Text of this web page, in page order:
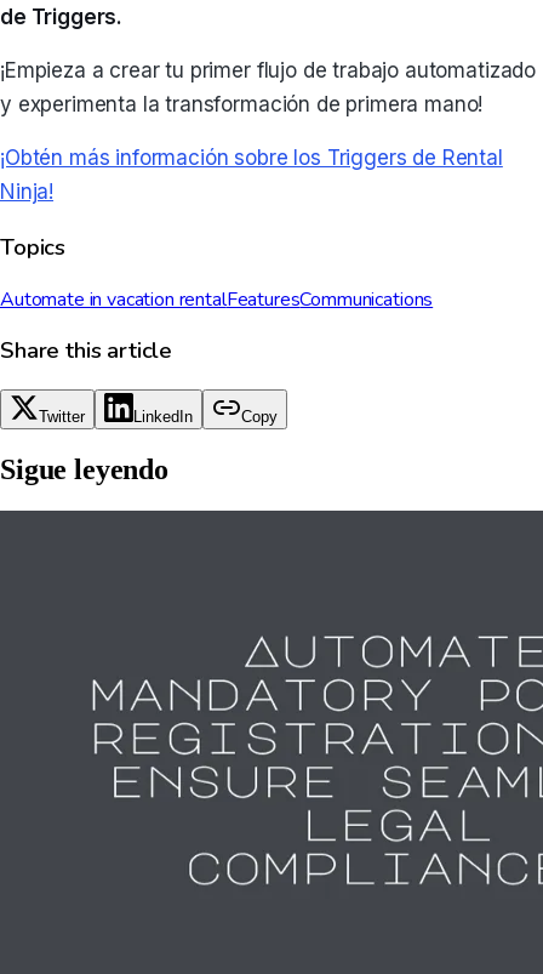
de Triggers.
¡Empieza a crear tu primer flujo de trabajo automatizado
y experimenta la transformación de primera mano!
¡Obtén más información sobre los Triggers de Rental
Ninja!
Topics
Automate in vacation rentalFeaturesCommunications
Share this article
Twitter LinkedIn Copy
Sigue leyendo